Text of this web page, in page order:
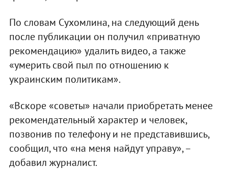
По словам Сухомлина, на следующий день
после публикации он получил «приватную
рекомендацию» удалить видео, а также
«умерить свой пыл по отношению к
украинским политикам».
«Вскоре «советы» начали приобретать менее
рекомендательный характер и человек,
позвонив по телефону и не представившись,
сообщил, что «на меня найдут управу», –
добавил журналист.